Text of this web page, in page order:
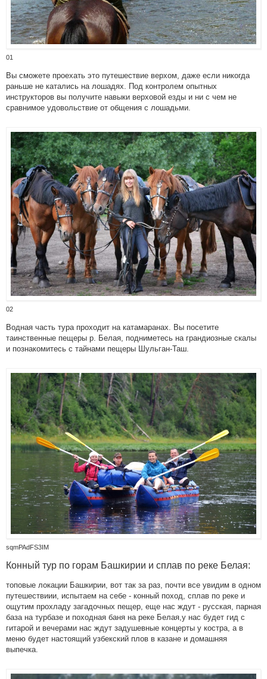
01
Вы сможете проехать это путешествие верхом, даже если никогда
раньше не катались на лошадях. Под контролем опытных
инструкторов вы получите навыки верховой езды и ни с чем не
сравнимое удовольствие от общения с лошадьми.
02
Водная часть тура проходит на катамаранах. Вы посетите
таинственные пещеры р. Белая, подниметесь на грандиозные скалы
и познакомитесь с тайнами пещеры Шульган-Таш.
sqmPAdFS3IM
Конный тур по горам Башкирии и сплав по реке Белая:
топовые локации Башкирии, вот так за раз, почти все увидим в одном
путешествиии, испытаем на себе - конный поход, сплав по реке и
ощутим прохладу загадочных пещер, еще нас ждут - русская, парная
база на турбазе и походная баня на реке Белая,у нас будет гид с
гитарой и вечерами нас ждут задушевные концерты у костра, а в
меню будет настоящий узбекский плов в казане и домашняя
выпечка.